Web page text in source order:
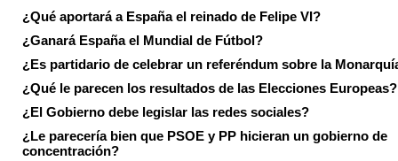
¿Qué aportará a España el reinado de Felipe VI?
¿Ganará España el Mundial de Fútbol?
¿Es partidario de celebrar un referéndum sobre la
¿Qué le parecen los resultados de las Elecciones Europeas?
¿El Gobierno debe legislar las redes sociales?
¿Le parecería bien que PSOE y PP hicieran un gobierno de
concentración?